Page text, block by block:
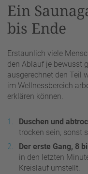
Ein
bis Ende
Erstaunlich viele
den Ablauf je bewusst
ausgerechnet den Teil
im Wellnessbereich
erklären können.
Duschen und
trocken sein, sonst
Der erste Gang, 8
in den letzten
Kreislauf umstellt.